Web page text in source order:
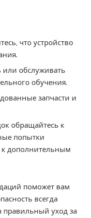
что устройство
или обслуживать
обучения.
запчасти и
обращайтесь к
попытки
к дополнительным
поможет вам
всегда
правильный уход за